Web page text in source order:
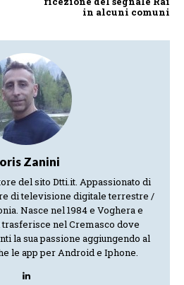
in alcuni comuni
Zanini
del sito Dtti.it. Appassionato di
di televisione digitale terrestre /
Nasce nel 1984 e Voghera e
nel Cremasco dove
la sua passione aggiungendo al
le app per Android e Iphone.